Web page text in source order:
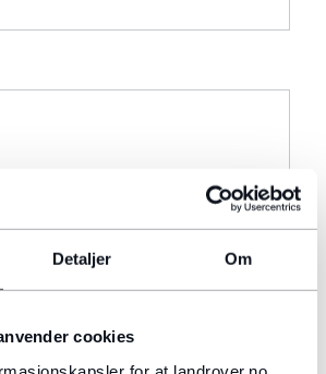
Detaljer Om
cookies
og saken din vil bli håndtert
Land Rover-forhandler eller JLR
JLR Import Norge AS er